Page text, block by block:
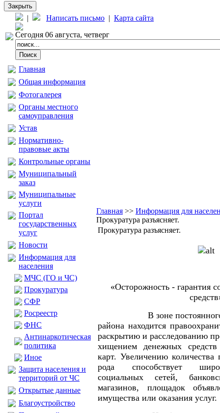
Закрыть
| Написать письмо | Карта сайта
Сегодня 06 августа, четверг
Главная
Общая информация
Фотогалерея
Органы местного
самоуправления
Устав
Нормативно-
правовые акты
Контрольные органы
Муниципальный
заказ
Муниципальные
услуги
Портал
государственных
услуг
Новости
Информация для
населения
МЧС (ГО и ЧС)
Прокуратура
CФР
Росреестр
ФНС
Антинаркотическая
политика
Иное
Защита населения и
территорий от ЧС
Открытые данные
Благоустройство
Главная >> Информация для
Прокуратура разъясняет.
Прокуратура разъясняет.
«Осторожность - гарантия
В зоне постоянного
района находится
раскрытию и расследованию
хищением денежных
карт. Увеличению количества
рода способствует
социальных сетей,
магазинов, площадок
имущества или оказания услуг.